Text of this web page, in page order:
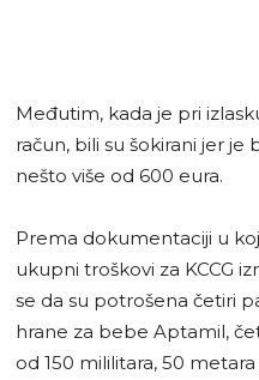
Međutim, kada je pri
račun, bili su šokirani jer
nešto više od 600 eura.
Prema dokumentaciji u
ukupni troškovi za KCCG
se da su potrošena četiri
hrane za bebe Aptamil,
od 150 mililitara, 50